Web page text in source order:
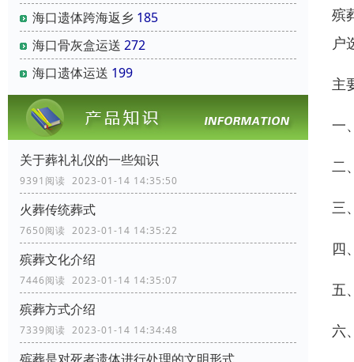
海口遗体跨海返乡 185
海口骨灰盒运送 272
海口遗体运送 199
关于葬礼礼仪的一些知识
9391阅读 2023-01-14 14:35:50
火葬传统葬式
7650阅读 2023-01-14 14:35:22
殡葬文化介绍
7446阅读 2023-01-14 14:35:07
殡葬方式介绍
7339阅读 2023-01-14 14:34:48
殡
户
主
一
二
三
四
五
六